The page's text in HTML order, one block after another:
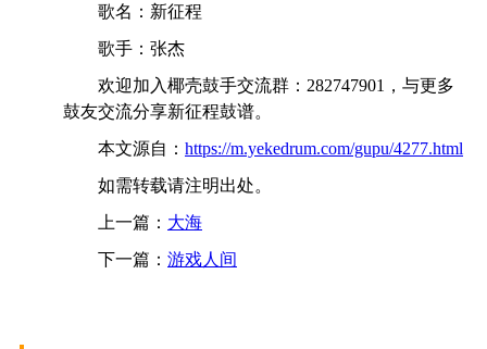
歌名：新征程
歌手：张杰
欢迎加入椰壳鼓手交流群：282747901，与更多
鼓友交流分享新征程鼓谱。
本文源自： https://m.yekedrum.com/gupu/4277.html
如需转载请注明出处。
上一篇： 大海
下一篇： 游戏人间